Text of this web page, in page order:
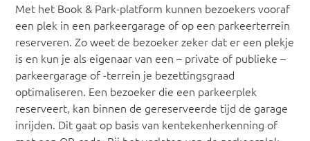
Met het Book & Park-platform kunnen bezoekers vooraf
een plek in een parkeergarage of op een parkeerterrein
reserveren. Zo weet de bezoeker zeker dat er een plekje
is en kun je als eigenaar van een – private of publieke –
parkeergarage of -terrein je bezettingsgraad
optimaliseren. Een bezoeker die een parkeerplek
reserveert, kan binnen de gereserveerde tijd de garage
inrijden. Dit gaat op basis van kentekenherkenning of